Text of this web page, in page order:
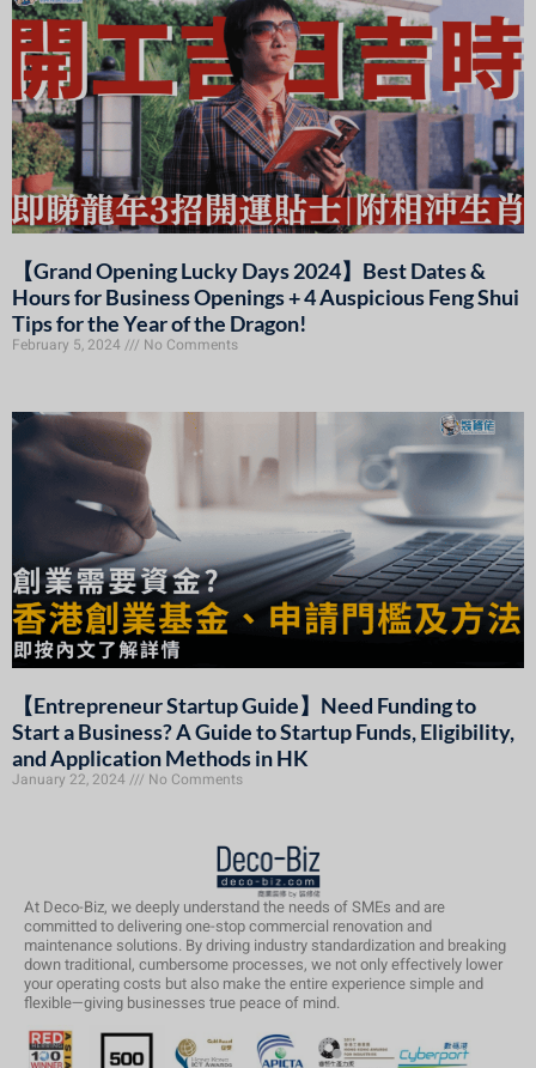
【Grand Opening Lucky Days 2024】Best Dates &
Hours for Business Openings + 4 Auspicious Feng Shui
Tips for the Year of the Dragon!
February 5, 2024 No Comments
【Entrepreneur Startup Guide】Need Funding to
Start a Business? A Guide to Startup Funds, Eligibility,
and Application Methods in HK
January 22, 2024 No Comments
At Deco-Biz, we deeply understand the needs of SMEs and are
committed to delivering one-stop commercial renovation and
maintenance solutions. By driving industry standardization and breaking
down traditional, cumbersome processes, we not only effectively lower
your operating costs but also make the entire experience simple and
flexible—giving businesses true peace of mind.